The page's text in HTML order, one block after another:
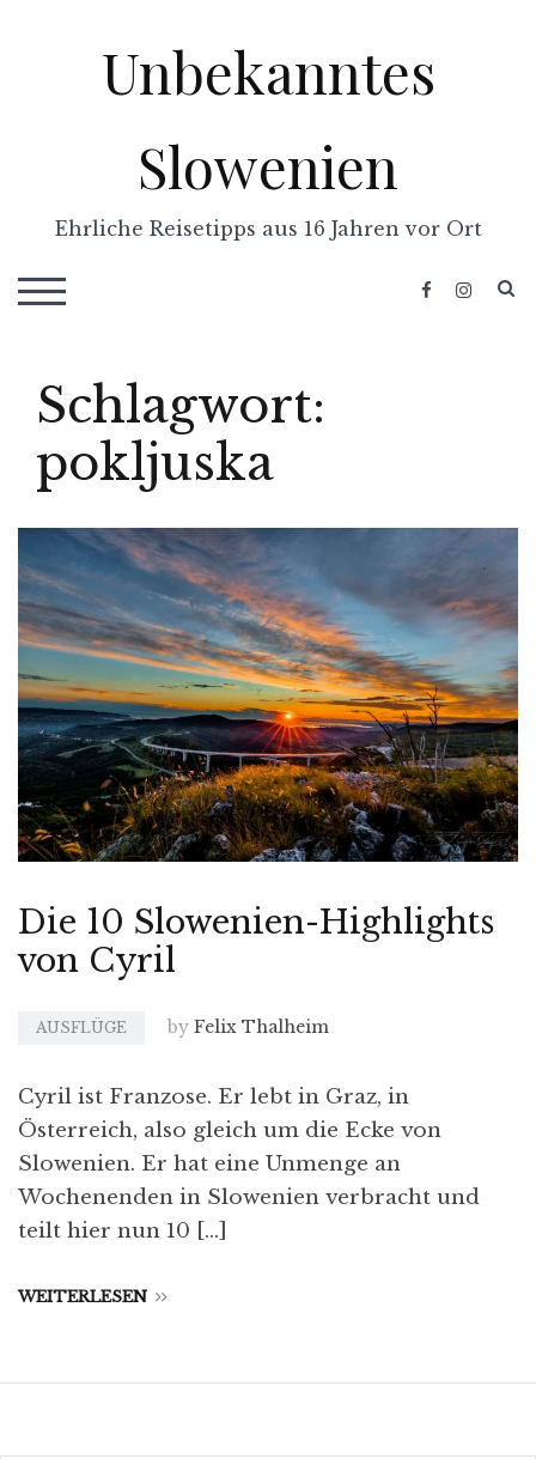
Unbekanntes
Slowenien
Ehrliche Reisetipps aus 16 Jahren vor Ort
TOGGLE MOBILE MENU
Schlagwort:
pokljuska
Die 10 Slowenien-Highlights
von Cyril
AUSFLÜGE by Felix Thalheim
Cyril ist Franzose. Er lebt in Graz, in
Österreich, also gleich um die Ecke von
Slowenien. Er hat eine Unmenge an
Wochenenden in Slowenien verbracht und
teilt hier nun 10 […]
WEITERLESEN